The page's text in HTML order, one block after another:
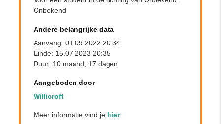
Onbekend
Andere belangrijke data
Aanvang: 01.09.2022 20:34
Einde: 15.07.2023 20:35
Duur: 10 maand, 17 dagen
Aangeboden door
Willicroft
Meer informatie vind je hier